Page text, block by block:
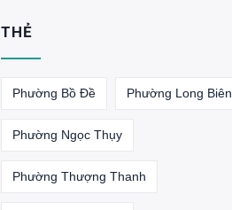
THẺ
Phường Bồ Đề Phường Long Biên
Phường Ngọc Thụy
Phường Thượng Thanh